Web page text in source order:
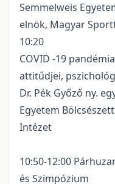
Semmelweis
elnök, Magyar
10:20
COVID -19
attitűdjei,
Dr. Pék Győző ny.
Egyetem
Intézet
10:50-12:00
és Szimpózium